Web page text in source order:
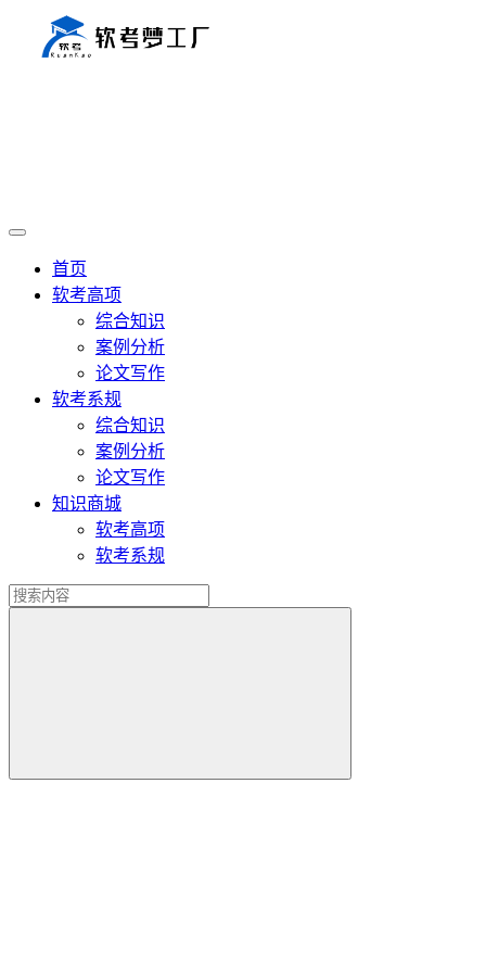
首页
软考高项
综合知识
案例分析
论文写作
软考系规
综合知识
案例分析
论文写作
知识商城
软考高项
软考系规